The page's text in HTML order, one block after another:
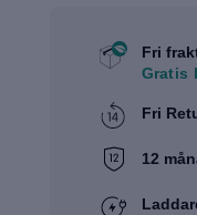
Fri
Gratis
Fri
12